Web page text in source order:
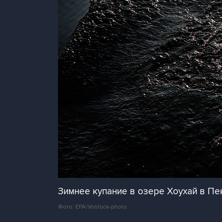
Зимнее купание в озере Хоухай в
Фото: EPA/Vostock-photo